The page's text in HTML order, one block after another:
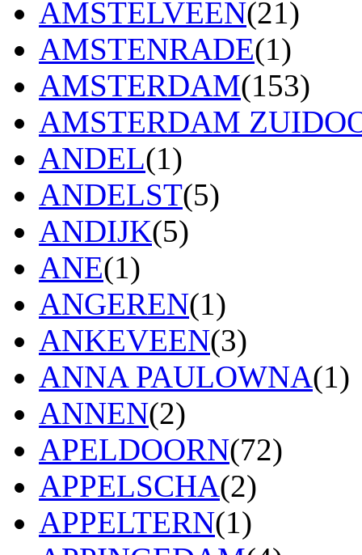
AMSTELVEEN(21)
AMSTENRADE(1)
AMSTERDAM(153)
AMSTERDAM
ANDEL(1)
ANDELST(5)
ANDIJK(5)
ANE(1)
ANGEREN(1)
ANKEVEEN(3)
ANNA PAULOWNA(1)
ANNEN(2)
APELDOORN(72)
APPELSCHA(2)
APPELTERN(1)